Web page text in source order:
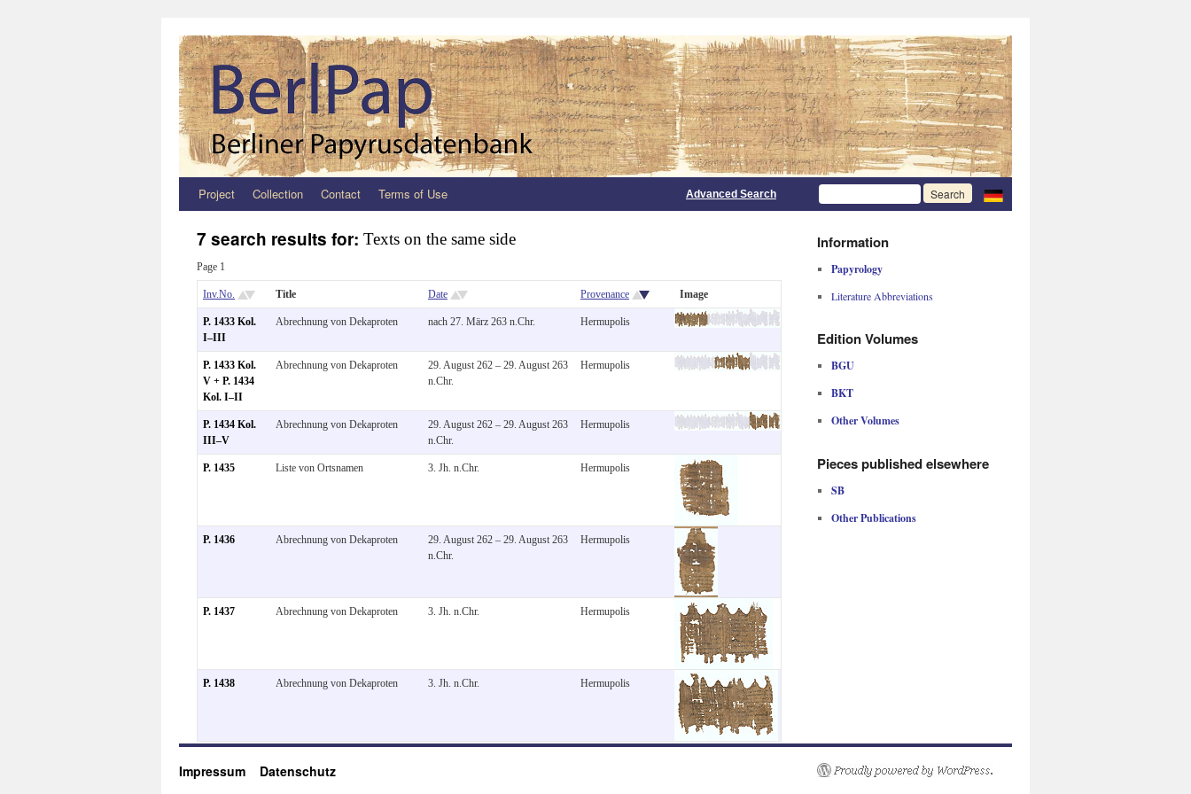
Zum
springen
Project Collection Contact Terms of Use Advanced Search
7 search results for: Texts on the same side
Page 1
Inv.No. Title Date Provenance Image
P. 1433 Kol.
I–III
Abrechnung von Dekaproten nach 27. März 263 n.Chr. Hermupolis
P. 1433 Kol.
V + P. 1434
Kol. I–II
Abrechnung von Dekaproten
29. August 262 – 29. August 263
n.Chr.
Hermupolis
P. 1434 Kol.
III–V
Abrechnung von Dekaproten
29. August 262 – 29. August 263
n.Chr.
Hermupolis
P. 1435 Liste von Ortsnamen 3. Jh. n.Chr. Hermupolis
P. 1436 Abrechnung von Dekaproten
29. August 262 – 29. August 263
n.Chr.
Hermupolis
P. 1437 Abrechnung von Dekaproten 3. Jh. n.Chr. Hermupolis
P. 1438 Abrechnung von Dekaproten 3. Jh. n.Chr. Hermupolis
Information
Papyrology
Literature Abbreviations
Edition Volumes
BGU
BKT
Other Volumes
Pieces published elsewhere
SB
Other Publications
Impressum Datenschutz